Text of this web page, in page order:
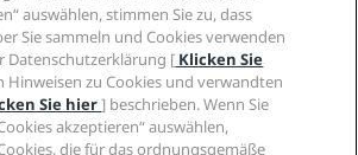
– Unser Engagement
– Erklärung
Hotels
auswählen, stimmen Sie zu, dass
Sie sammeln und Cookies verwenden
Datenschutzerklärung [ Klicken Sie
Hinweisen zu Cookies und verwandten
Sie hier] beschrieben. Wenn Sie
akzeptieren“ auswählen,
die für das ordnungsgemäße